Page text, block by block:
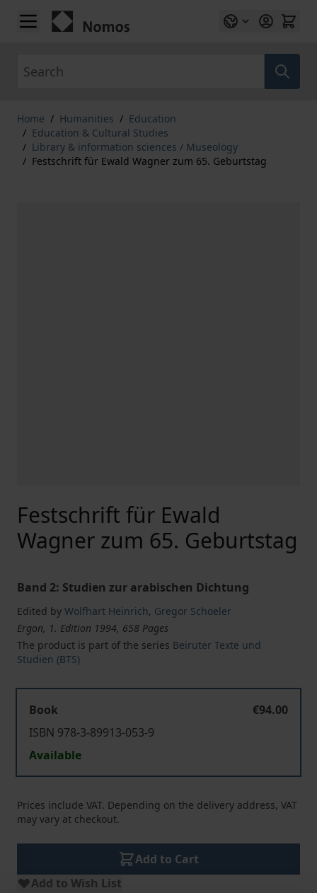
Skip to Content
Home / Humanities / Education
/ Education & Cultural Studies
/ Library & information sciences / Museology
/ Festschrift für Ewald Wagner zum 65. Geburtstag
Festschrift für Ewald
Wagner zum 65. Geburtstag
Band 2: Studien zur arabischen Dichtung
Edited by Wolfhart Heinrich, Gregor Schoeler
Ergon, 1. Edition 1994, 658 Pages
The product is part of the series Beiruter Texte und
Studien (BTS)
Book
€94.00
ISBN 978-3-89913-053-9
Available
Prices include VAT. Depending on the delivery address, VAT
may vary at checkout.
Add to Cart
Add to Wish List